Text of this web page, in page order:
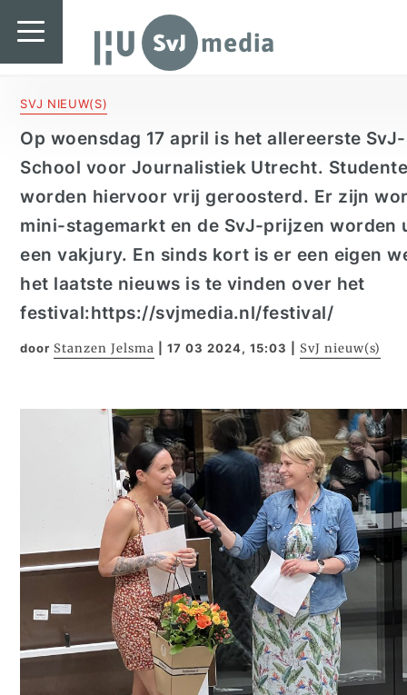
SvJ media
SVJ NIEUW(S)
Op woensdag 17 april is het allereerste
School voor Journalistiek Utrecht.
worden hiervoor vrij geroosterd. Er zijn
mini-stagemarkt en de SvJ-prijzen worden
een vakjury. En sinds kort is er een eigen
het laatste nieuws is te vinden over het
festival:https://svjmedia.nl/festival/
door Stanzen Jelsma |17 03 2024, 15:03 SvJ nieuw(s)
SvJ media
Landelijk
Regionaal
In de praktijk
Freelancebureau
Introductiefestival
Agenda & Vacatures